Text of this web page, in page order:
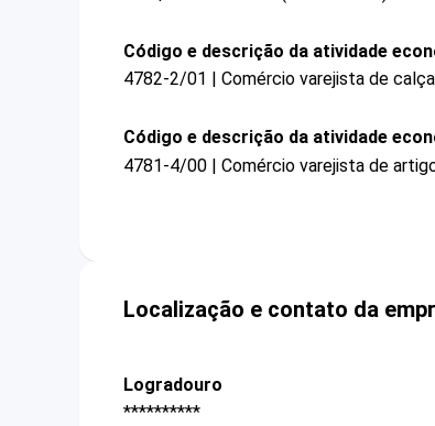
Código e descrição da atividade
4782-2/01 | Comércio varejista de
Código e descrição da atividade
4781-4/00 | Comércio varejista de
Localização e contato da
Logradouro
**********